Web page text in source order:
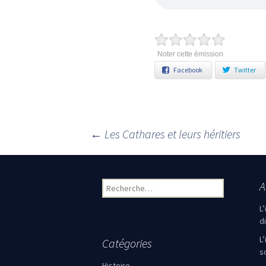
Noter cette émission
Facebook Twitter
Navigation des articles
← Les Cathares et leurs héritiers
Rechercher :
Catégories